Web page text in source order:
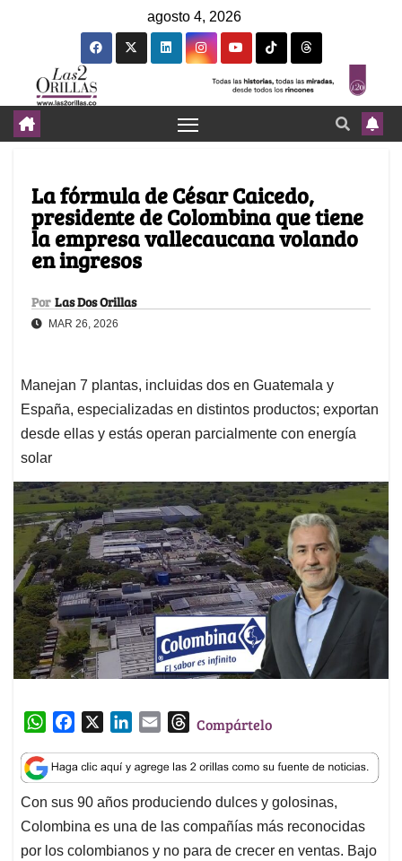
agosto 4, 2026
La fórmula de César Caicedo,
presidente de Colombina que tiene
la empresa vallecaucana volando
en ingresos
Por Las Dos Orillas
MAR 26, 2026
Manejan 7 plantas, incluidas dos en Guatemala y
España, especializadas en distintos productos; exportan
desde ellas y estás operan parcialmente con energía
solar
W
a
t
s
A
p
c
e
b
o
o
n
k
e
d
I
a
i
l
T
r
e
a
d
s
Compártelo
Con sus 90 años produciendo dulces y golosinas,
Colombina es una de las compañías más reconocidas
por los colombianos y no para de crecer en ventas. Bajo